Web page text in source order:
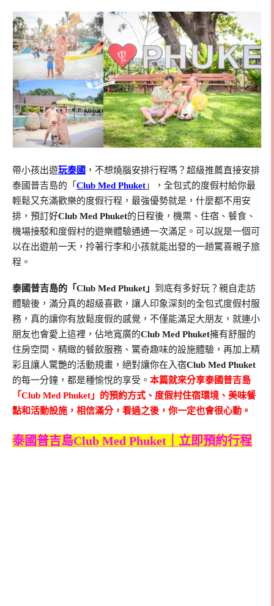
帶小孩出遊玩泰國 ，不想燒腦安排行程嗎？超級推薦直接安排
泰國普吉島的「 Club Med Phuket 」，全包式的度假村給你最
輕鬆又充滿歡樂的度假行程，最強優勢就是，什麼都不用安
排，預訂好Club Med Phuket的日程後，機票、住宿、餐食、
機場接駁和度假村的遊樂體驗通通一次滿足。可以說是一個可
以在出遊前一天，拎著行李和小孩就能出發的一趟驚喜親子旅
程。
泰國普吉島的「Club Med Phuket」 到底有多好玩？親自走訪
體驗後，滿分真的超級喜歡，讓人印象深刻的全包式度假村服
務，真的讓你有放鬆度假的感覺，不僅能滿足大朋友，就連小
朋友也會愛上這裡，佔地寬廣的Club Med Phuket擁有舒服的
住房空間、精緻的餐飲服務、驚奇趣味的設施體驗，再加上精
彩且讓人驚艷的活動規畫，絕對讓你在入宿Club Med Phuket
的每一分鐘，都是種愉悅的享受。 本篇就來分享泰國普吉島
「Club Med Phuket」的預約方式、度假村住宿環境、美味餐
點和活動設施，相信滿分，看過之後，你一定也會很心動。
泰國普吉島Club Med Phuket｜立即預約行程